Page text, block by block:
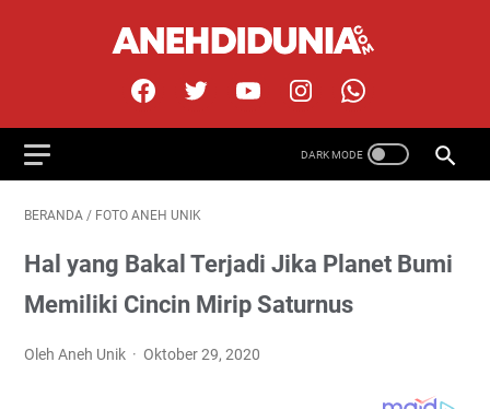
BERANDA / FOTO ANEH UNIK
Hal yang Bakal Terjadi Jika Planet Bumi
Memiliki Cincin Mirip Saturnus
Oleh Aneh Unik Oktober 29, 2020